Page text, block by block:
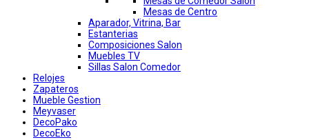
Mesas de Centro
Aparador, Vitrina, Bar
Estanterias
Composiciones Salon
Muebles TV
Sillas Salon Comedor
Relojes
Zapateros
Mueble Gestion
Meyvaser
DecoPako
DecoEko